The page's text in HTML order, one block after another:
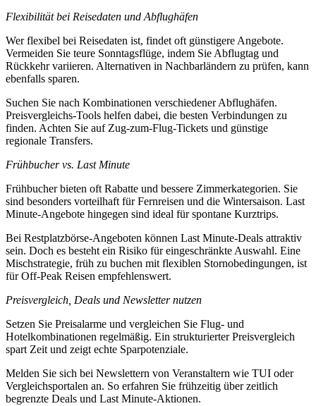
Flexibilität bei Reisedaten und Abflughäfen
Wer flexibel bei Reisedaten ist, findet oft günstigere Angebote.
Vermeiden Sie teure Sonntagsflüge, indem Sie Abflugtag und
Rückkehr variieren. Alternativen in Nachbarländern zu prüfen, kann
ebenfalls sparen.
Suchen Sie nach Kombinationen verschiedener Abflughäfen.
Preisvergleichs-Tools helfen dabei, die besten Verbindungen zu
finden. Achten Sie auf Zug-zum-Flug-Tickets und günstige
regionale Transfers.
Frühbucher vs. Last Minute
Frühbucher bieten oft Rabatte und bessere Zimmerkategorien. Sie
sind besonders vorteilhaft für Fernreisen und die Wintersaison. Last
Minute-Angebote hingegen sind ideal für spontane Kurztrips.
Bei Restplatzbörse-Angeboten können Last Minute-Deals attraktiv
sein. Doch es besteht ein Risiko für eingeschränkte Auswahl. Eine
Mischstrategie, früh zu buchen mit flexiblen Stornobedingungen, ist
für Off-Peak Reisen empfehlenswert.
Preisvergleich, Deals und Newsletter nutzen
Setzen Sie Preisalarme und vergleichen Sie Flug- und
Hotelkombinationen regelmäßig. Ein strukturierter Preisvergleich
spart Zeit und zeigt echte Sparpotenziale.
Melden Sie sich bei Newslettern von Veranstaltern wie TUI oder
Vergleichsportalen an. So erfahren Sie frühzeitig über zeitlich
begrenzte Deals und Last Minute-Aktionen.